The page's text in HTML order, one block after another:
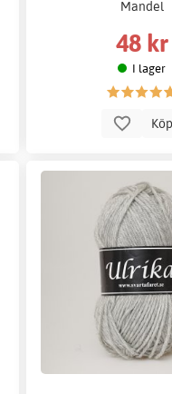
Mandel
48 kr
I lager
Köp